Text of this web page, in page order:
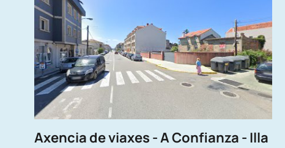
Axencia de viaxes - A Confianza - Illa